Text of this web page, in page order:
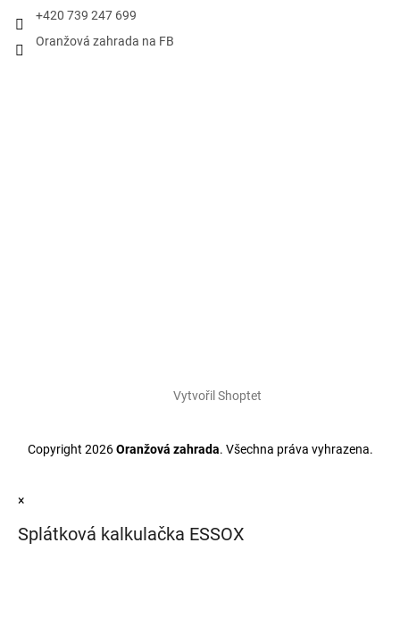
+420 739 247 699
Oranžová zahrada na FB
Vytvořil Shoptet
Copyright 2026Oranžová zahrada. Všechna práva vyhrazena.
×
Splátková kalkulačka ESSOX